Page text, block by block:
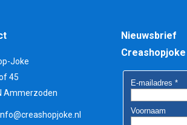
Joke
45
Ammerzoden
Nieuwsbrief
Creashopjoke